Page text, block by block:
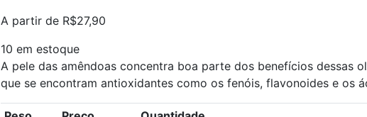
A partir de R$27,90
10 em estoque
A pele das amêndoas concentra boa parte dos benefícios dessas
que se encontram antioxidantes como os fenóis, flavonoides e os